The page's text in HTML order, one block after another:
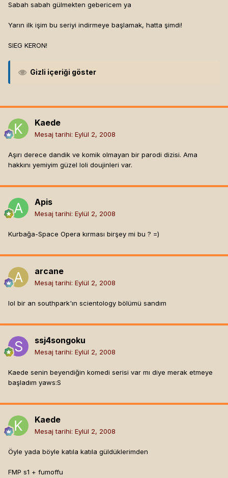
Sabah sabah gülmekten gebericem ya
Yarın ilk işim bu seriyi indirmeye başlamak, hatta şimdi!
SIEG KERON!
Gizli içeriği göster
Kaede
Mesaj tarihi: Eylül 2, 2008
Aşırı derece dandik ve komik olmayan bir parodi dizisi. Ama
hakkını yemiyim güzel loli doujinleri var.
Apis
Mesaj tarihi: Eylül 2, 2008
Kurbağa-Space Opera kırması birşey mi bu ? =)
arcane
Mesaj tarihi: Eylül 2, 2008
lol bir an southpark'ın scientology bölümü sandım
ssj4songoku
Mesaj tarihi: Eylül 2, 2008
Kaede senin beyendiğin komedi serisi var mı diye merak etmeye
başladım yaws:S
Kaede
Mesaj tarihi: Eylül 2, 2008
Öyle yada böyle katıla katıla güldüklerimden
FMP s1 + fumoffu